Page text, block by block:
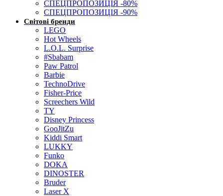
СПЕЦПРОПОЗИЦІЯ -80%
СПЕЦПРОПОЗИЦІЯ -90%
Світові бренди
LEGO
Hot Wheels
L.O.L. Surprise
#Sbabam
Paw Patrol
Barbie
TechnoDrive
Fisher-Price
Screechers Wild
TY
Disney Princess
GooJitZu
Kiddi Smart
LUKKY
Funko
DOKA
DINOSTER
Bruder
Laser X